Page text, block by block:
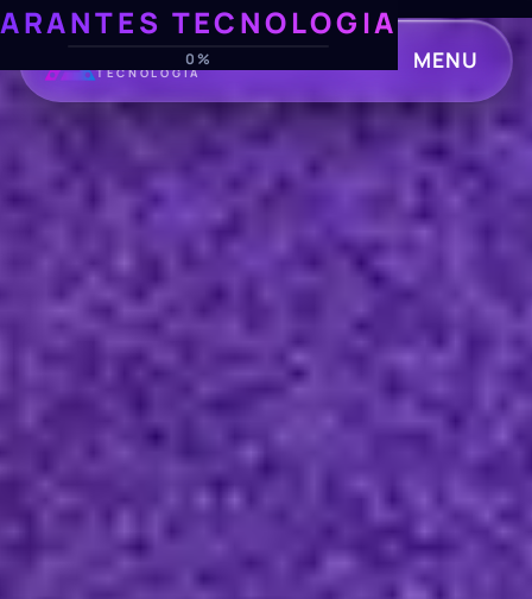
ARANTES TECNOLOGIA
0%
ARANTES
TECNOLOGIA MENU